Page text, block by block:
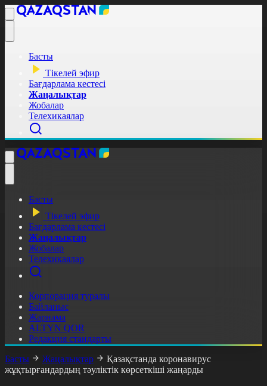
Басты
Тікелей эфир
Бағдарлама кестесі
Жаңалықтар
Жобалар
Телехикаялар
Басты
Тікелей эфир
Бағдарлама кестесі
Жаңалықтар
Жобалар
Телехикаялар
Корпорация туралы
Байланыс
Жарнама
ALTYN QOR
Редакция стандарты
Басты
Жаңалықтар
Қазақстанда коронавирус
жұқтырғандардың тәуліктік көрсеткіші жаңарды